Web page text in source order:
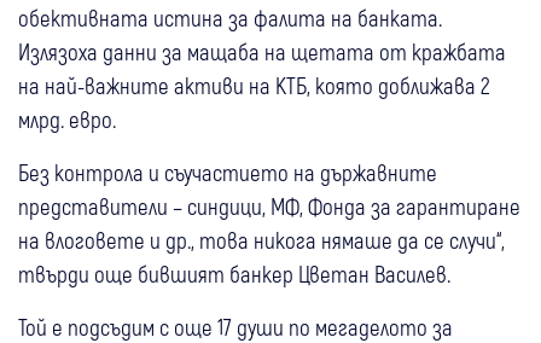
обективната истина за фалита на банката.
Излязоха данни за мащаба на щетата от кражбата
на най-важните активи на КТБ, която доближава 2
млрд. евро.
Без контрола и съучастието на държавните
представители – синдици, МФ, Фонда за гарантиране
на влоговете и др., това никога нямаше да се случи“,
твърди още бившият банкер Цветан Василев.
Той е подсъдим с още 17 души по мегаделото за